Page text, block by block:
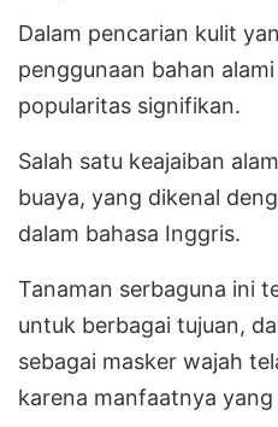
Dalam pencarian kulit
penggunaan bahan
popularitas signifikan.
Salah satu keajaiban
buaya, yang dikenal
dalam bahasa Inggris.
Tanaman serbaguna ini
untuk berbagai tujuan,
sebagai masker wajah
karena manfaatnya yang